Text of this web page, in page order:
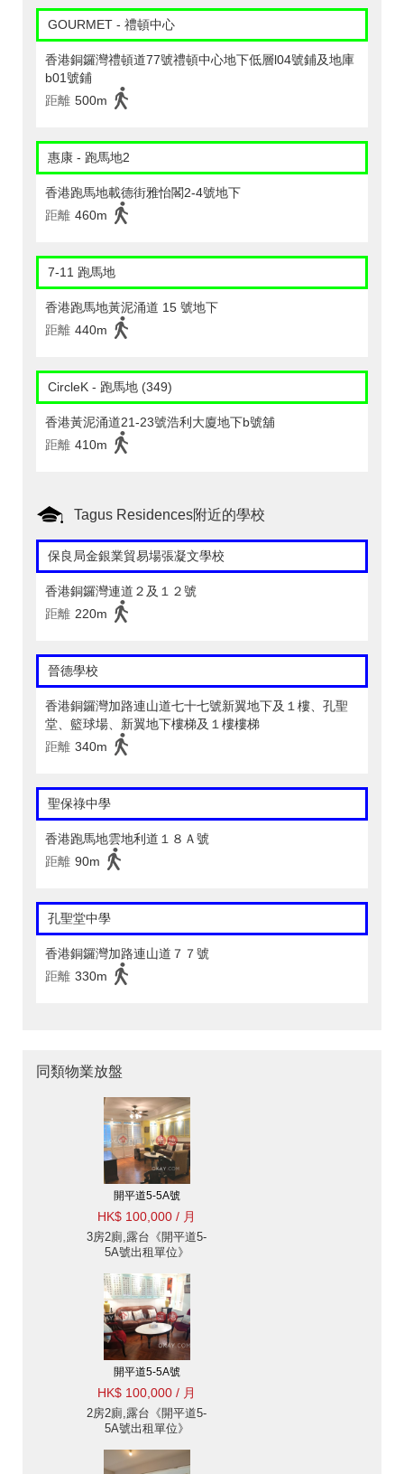
GOURMET - 禮頓中心
香港銅鑼灣禮頓道77號禮頓中心地下低層l04號鋪及地庫
b01號鋪
距離 500m
惠康 - 跑馬地2
香港跑馬地載德街雅怡閣2-4號地下
距離 460m
7-11 跑馬地
香港跑馬地黃泥涌道 15 號地下
距離 440m
CircleK - 跑馬地 (349)
香港黃泥涌道21-23號浩利大廈地下b號舖
距離 410m
Tagus Residences附近的學校
保良局金銀業貿易場張凝文學校
香港銅鑼灣連道２及１２號
距離 220m
晉德學校
香港銅鑼灣加路連山道七十七號新翼地下及１樓、孔聖
堂、籃球場、新翼地下樓梯及１樓樓梯
距離 340m
聖保祿中學
香港跑馬地雲地利道１８Ａ號
距離 90m
孔聖堂中學
香港銅鑼灣加路連山道７７號
距離 330m
同類物業放盤
開平道5-5A號
HK$ 100,000 / 月
3房2廁,露台《開平道5-
5A號出租單位》
開平道5-5A號
HK$ 100,000 / 月
2房2廁,露台《開平道5-
5A號出租單位》